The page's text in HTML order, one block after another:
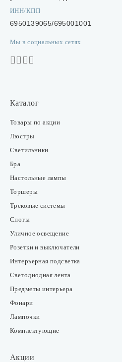
ИНН/КПП
6950139065/695001001
Мы в социальных сетях
Каталог
Товары по акции
Люстры
Светильники
Бра
Настольные лампы
Торшеры
Трековые системы
Споты
Уличное освещение
Розетки и выключатели
Интерьерная подсветка
Светодиодная лента
Предметы интерьера
Фонари
Лампочки
Комплектующие
Акции